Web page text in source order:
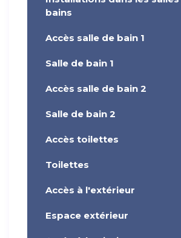
bains
Accès salle de bain 1
Salle de bain 1
Accès salle de bain 2
Salle de bain 2
Accès toilettes
Toilettes
Accès à l'extérieur
Espace extérieur